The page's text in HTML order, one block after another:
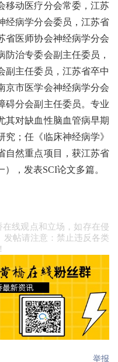
移动医疗分会常委，江苏
经病学分会委员，江苏省
省医师协会神经病学分会
治专委会副主任委员，
副主任委员，江苏省卒中
京市医学会神经病学分会
碍分会副主任委员。专业
其对缺血性脑血管病早期
；任《临床神经病学》
自然重点项目，获江苏省
，发表SCI论文多篇。
线观点和立场，如存在侵
帖请注意：禁止违反各类
举报